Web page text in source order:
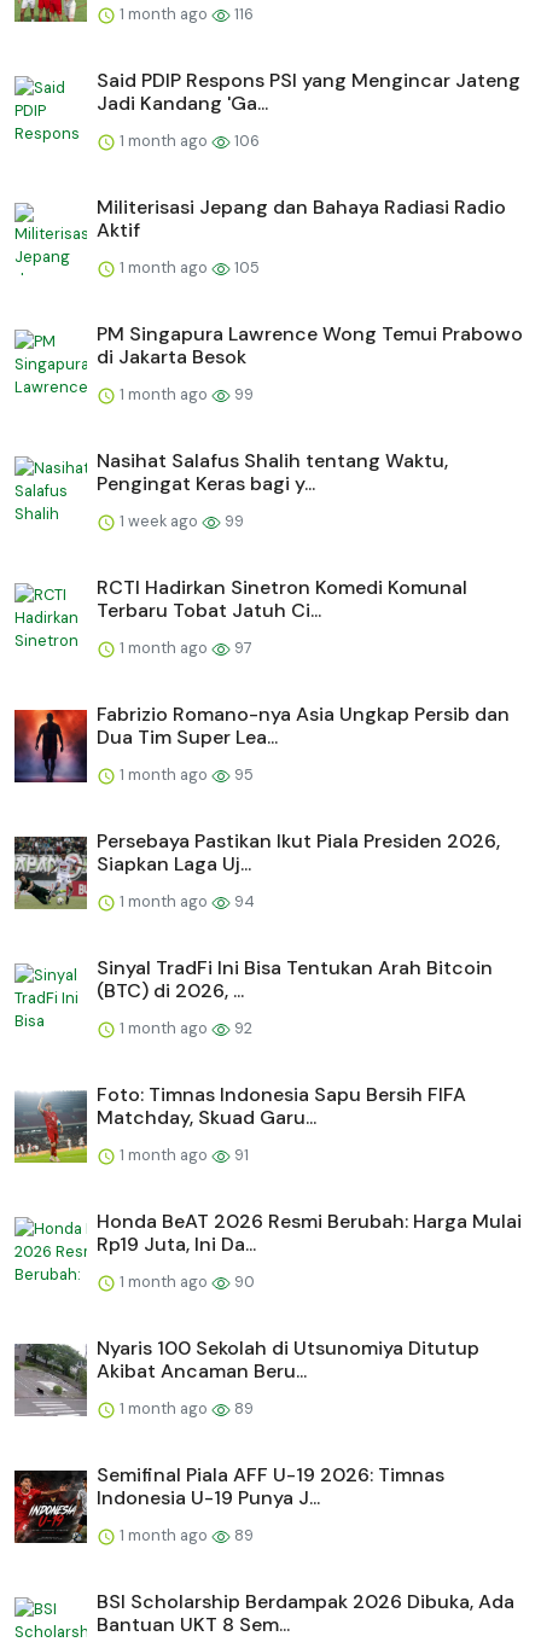
1 month ago 116
Said PDIP Respons PSI yang Mengincar Jateng
Jadi Kandang 'Ga...
1 month ago 106
Militerisasi Jepang dan Bahaya Radiasi Radio
Aktif
1 month ago 105
PM Singapura Lawrence Wong Temui Prabowo
di Jakarta Besok
1 month ago 99
Nasihat Salafus Shalih tentang Waktu,
Pengingat Keras bagi y...
1 week ago 99
RCTI Hadirkan Sinetron Komedi Komunal
Terbaru Tobat Jatuh Ci...
1 month ago 97
Fabrizio Romano-nya Asia Ungkap Persib dan
Dua Tim Super Lea...
1 month ago 95
Persebaya Pastikan Ikut Piala Presiden 2026,
Siapkan Laga Uj...
1 month ago 94
Sinyal TradFi Ini Bisa Tentukan Arah Bitcoin
(BTC) di 2026, ...
1 month ago 92
Foto: Timnas Indonesia Sapu Bersih FIFA
Matchday, Skuad Garu...
1 month ago 91
Honda BeAT 2026 Resmi Berubah: Harga Mulai
Rp19 Juta, Ini Da...
1 month ago 90
Nyaris 100 Sekolah di Utsunomiya Ditutup
Akibat Ancaman Beru...
1 month ago 89
Semifinal Piala AFF U-19 2026: Timnas
Indonesia U-19 Punya J...
1 month ago 89
BSI Scholarship Berdampak 2026 Dibuka, Ada
Bantuan UKT 8 Sem...